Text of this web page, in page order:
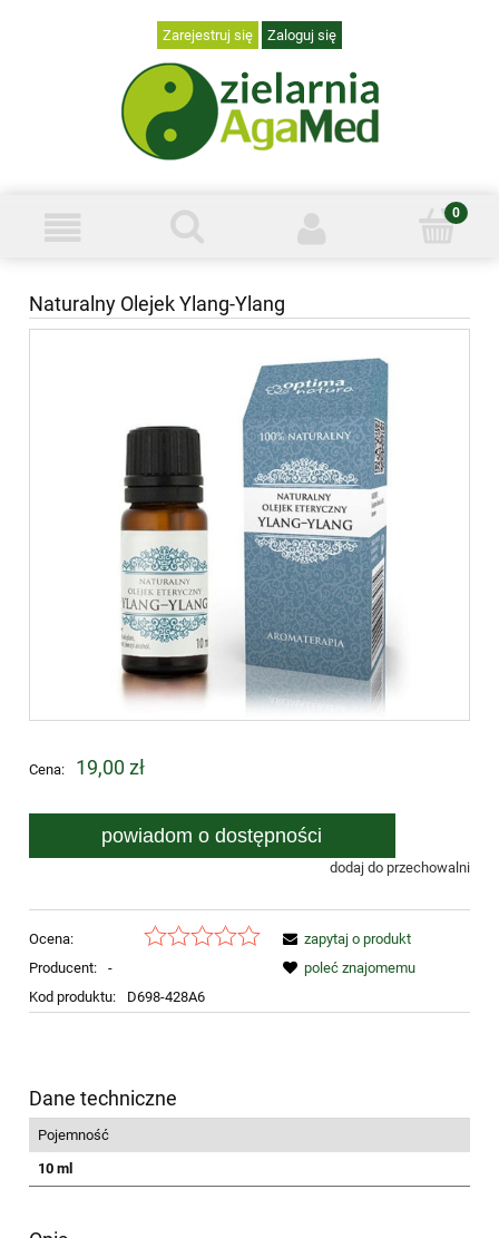
Zarejestruj się Zaloguj się
Naturalny Olejek Ylang-Ylang
Cena: 19,00 zł
powiadom o dostępności
dodaj do przechowalni
Ocena:
Producent:
-
Kod produktu:
D698-428A6
zapytaj o produkt
poleć znajomemu
Dane techniczne
Pojemność
10 ml